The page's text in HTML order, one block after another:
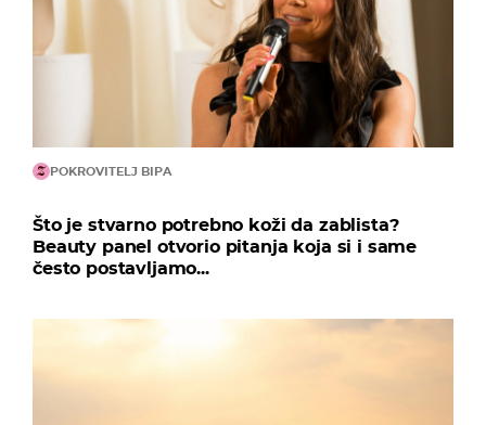
POKROVITELJ BIPA
Što je stvarno potrebno koži da zablista?
Beauty panel otvorio pitanja koja si i same
često postavljamo...